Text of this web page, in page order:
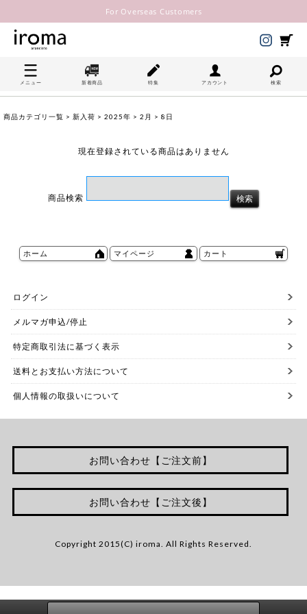
For Overseas Customers
メニュー 新着商品 特集 アカウント 検索
商品カテゴリ一覧 > 新入荷 > 2025年 > 2月 > 8日
現在登録されている商品はありません
商品検索
ホーム マイページ カート
ログイン
メルマガ申込/停止
特定商取引法に基づく表示
送料とお支払い方法について
個人情報の取扱いについて
お問い合わせ【ご注文前】
お問い合わせ【ご注文後】
Copyright 2015(C) iroma. All Rights Reserved.